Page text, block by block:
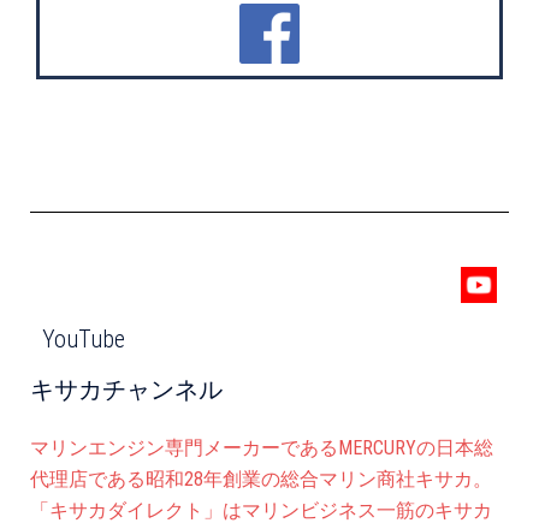
YouTube
キサカチャンネル
マリンエンジン専門メーカーであるMERCURYの日本総
代理店である昭和28年創業の総合マリン商社キサカ。
「キサカダイレクト」はマリンビジネス一筋のキサカ